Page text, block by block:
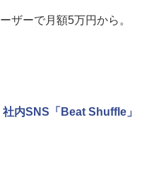
ザーで月額5万円から。
内SNS「Beat Shuffle」